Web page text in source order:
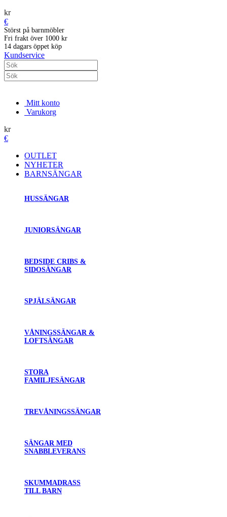
kr
€
Störst på barnmöbler
Fri frakt över 1000 kr
14 dagars öppet köp
Kundservice
Mitt konto
Varukorg
kr
€
OUTLET
NYHETER
BARNSÄNGAR
HUSSÄNGAR
JUNIORSÄNGAR
BEDSIDE CRIBS &
SIDOSÄNGAR
SPJÄLSÄNGAR
VÅNINGSSÄNGAR &
LOFTSÄNGAR
STORA
FAMILJESÄNGAR
TREVÅNINGSSÄNGAR
SÄNGAR MED
SNABBLEVERANS
SKUMMADRASS
TILL BARN